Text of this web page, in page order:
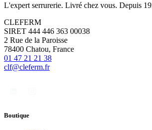
L'expert serrurerie. Livré chez vous. Depuis
CLEFERM
SIRET 444 446 363 00038
2 Rue de la Paroisse
78400 Chatou, France
01 47 21 21 38
clf@cleferm.fr
Boutique